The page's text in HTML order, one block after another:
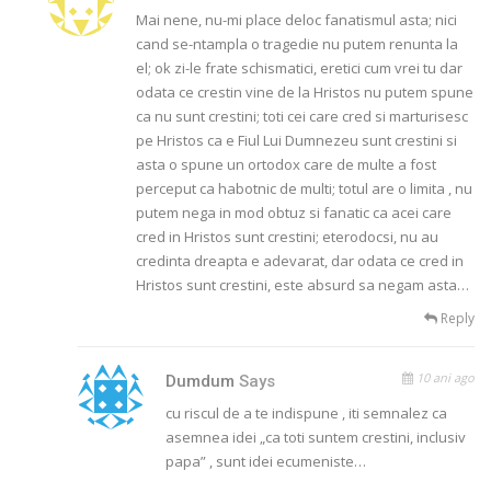
Mai nene, nu-mi place deloc fanatismul asta; nici
cand se-ntampla o tragedie nu putem renunta la
el; ok zi-le frate schismatici, eretici cum vrei tu dar
odata ce crestin vine de la Hristos nu putem spune
ca nu sunt crestini; toti cei care cred si marturisesc
pe Hristos ca e Fiul Lui Dumnezeu sunt crestini si
asta o spune un ortodox care de multe a fost
perceput ca habotnic de multi; totul are o limita , nu
putem nega in mod obtuz si fanatic ca acei care
cred in Hristos sunt crestini; eterodocsi, nu au
credinta dreapta e adevarat, dar odata ce cred in
Hristos sunt crestini, este absurd sa negam asta…
Reply
DumdumSays 10 ani ago
cu riscul de a te indispune , iti semnalez ca
asemnea idei „ca toti suntem crestini, inclusiv
papa” , sunt idei ecumeniste…